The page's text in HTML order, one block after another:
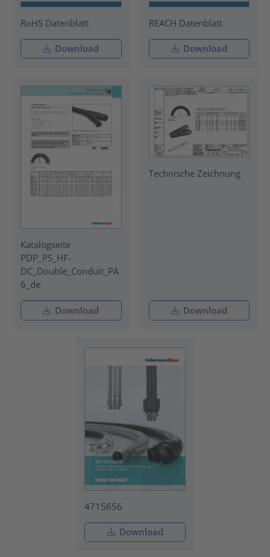
RoHS Datenblatt
Download
REACH Datenblatt
Download
Katalogseite
PDP_PS_HF-
DC_Double_Conduit_PA
6_de
Download
Technische Zeichnung
Download
4715656
Download